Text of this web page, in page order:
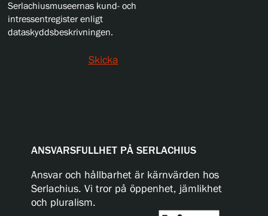
Serlachiusmuseernas kund- och
intressentregister enligt
dataskyddsbeskrivningen.
Skicka
ANSVARSFULLHET PÅ SERLACHIUS
Ansvar och hållbarhet är kärnvärden hos
Serlachius. Vi tror på öppenhet, jämlikhet
och pluralism.